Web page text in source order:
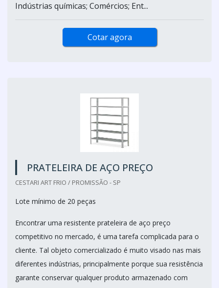
Indústrias químicas; Comércios; Ent...
Cotar agora
PRATELEIRA DE AÇO PREÇO
CESTARI ART FRIO / PROMISSÃO - SP
Lote mínimo de 20 peças
Encontrar uma resistente prateleira de aço preço
competitivo no mercado, é uma tarefa complicada para o
cliente. Tal objeto comercializado é muito visado nas mais
diferentes indústrias, principalmente porque sua resistência
garante conservar qualquer produto armazenado com